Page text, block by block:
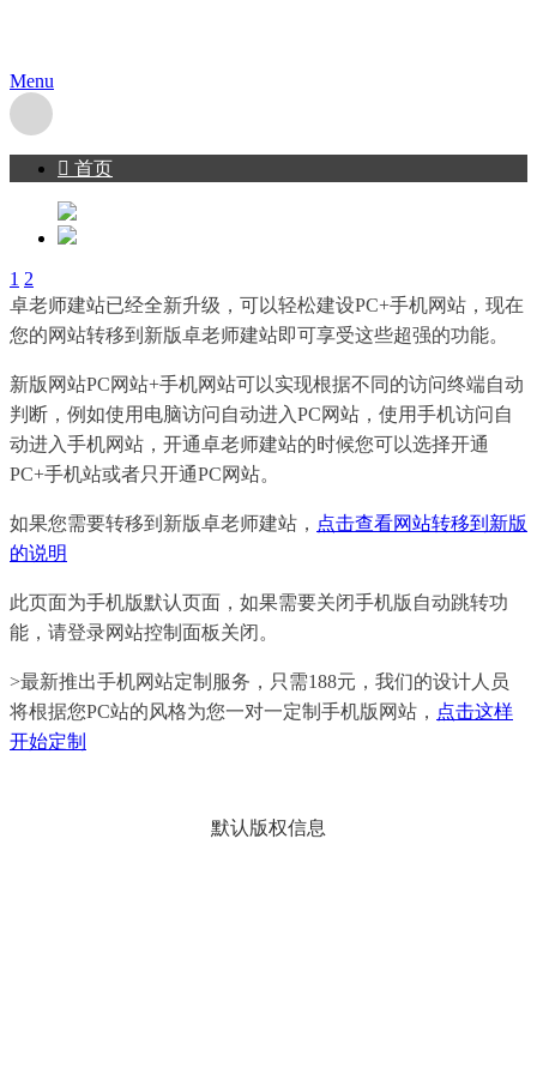
Menu
󰇯 首页
1 2
卓老师建站已经全新升级，可以轻松建设PC+手机网站，现在
您的网站转移到新版卓老师建站即可享受这些超强的功能。
新版网站PC网站+手机网站可以实现根据不同的访问终端自动
判断，例如使用电脑访问自动进入PC网站，使用手机访问自
动进入手机网站，开通卓老师建站的时候您可以选择开通
PC+手机站或者只开通PC网站。
如果您需要转移到新版卓老师建站， 点击查看网站转移到新版
的说明
此页面为手机版默认页面，如果需要关闭手机版自动跳转功
能，请登录网站控制面板关闭。
>最新推出手机网站定制服务，只需188元，我们的设计人员
将根据您PC站的风格为您一对一定制手机版网站， 点击这样
开始定制
默认版权信息